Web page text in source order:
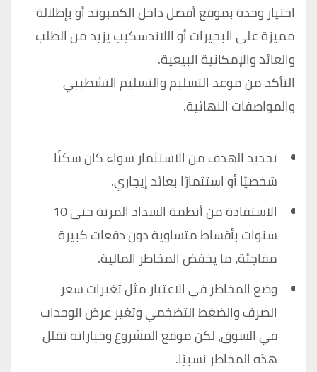
اختيار وحدة بموقع أفضل داخل الكمبوند أو بإطلالة
مميزة على البحيرات أو اللاندسكيب يزيد من الطلب
والعائد والإمكانية البيعية.
التأكد من موعد التسليم والتسليم التشطيبي
والمواصفات النهائية.
تحديد الهدف من الاستثمار سواء كان سكنًا
شخصيًا أو استثمارًا بعائد إيجاري.
الاستفادة من أنظمة السداد المرنة حتى 10
سنوات بأقساط متساوية دون دفعات كبيرة
مفاجئة، ما يخفض المخاطر المالية.
وضع المخاطر في الاعتبار مثل تغيرات سعر
الصرف والضغط التضخمي وتغير عرض الوحدات
في السوق، لكن موقع المشروع وخياراته تقلل
هذه المخاطر نسبيًا.